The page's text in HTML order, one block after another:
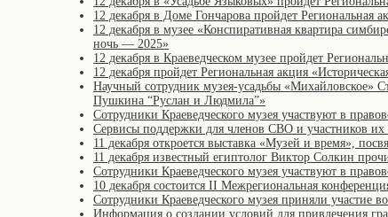
12 декабря в Доме Гончарова пройдет Региональная
12 декабря в музее «Конспиративная квартира
ночь — 2025»
12 декабря в Краеведческом музее пройдет
12 декабря пройдет Региональная акция
Научный сотрудник музея-усадьбы «Михайловское»
Пушкина “Руслан и Людмила”»
Сотрудники Краеведческого музея участвуют в
Сервисы поддержки для членов СВО и участников их
11 декабря откроется выставка «Музей и время»,
11 декабря известный египтолог Виктор Солкин
Сотрудники Краеведческого музея участвуют в
10 декабря состоится II Межрегиональная
Сотрудники Краеведческого музея приняли участие
Информация о создании условий для привлечения